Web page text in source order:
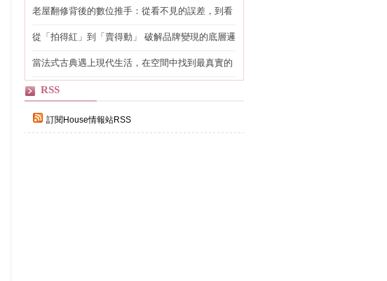
老屋翻修背後的數位推手：從看不見的誤差，到看
從「拍得紅」到「賣得動」 破解品牌變現的底層邏
當法式古典遇上現代生活，在空間中找到最真實的
RSS
訂閱House情報站RSS